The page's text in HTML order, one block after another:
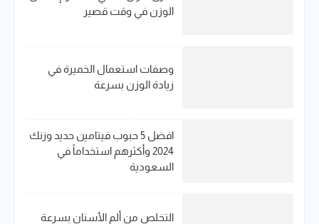
الوزن في وقت قصير
وصفات استعمال الخميرة في
زيادة الوزن بسرعة
افضل 5 حبوب فيتامين حديد​ وزنك
2024 وأكثرهم استخداماً في
السعودية
التخلص من ألم الأسنان بسرعة